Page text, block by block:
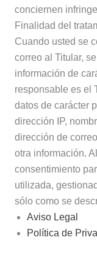
conciernen
Finalidad del
Cuando usted se
correo al Titular,
información de
responsable es el
datos de carácter
dirección IP,
dirección de
otra información.
consentimiento
utilizada,
sólo como se
Aviso Legal
Política de